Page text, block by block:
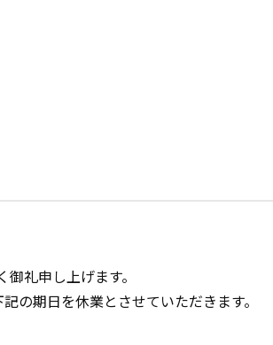
発
グ支援
礼申し上げます。
の期日を休業とさせていただきます。